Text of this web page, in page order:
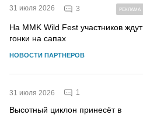
31 июля 2026 3 РЕКЛАМА
На MMK Wild Fest участников ждут
гонки на сапах
НОВОСТИ ПАРТНЕРОВ
31 июля 2026 1
Высотный циклон принесёт в